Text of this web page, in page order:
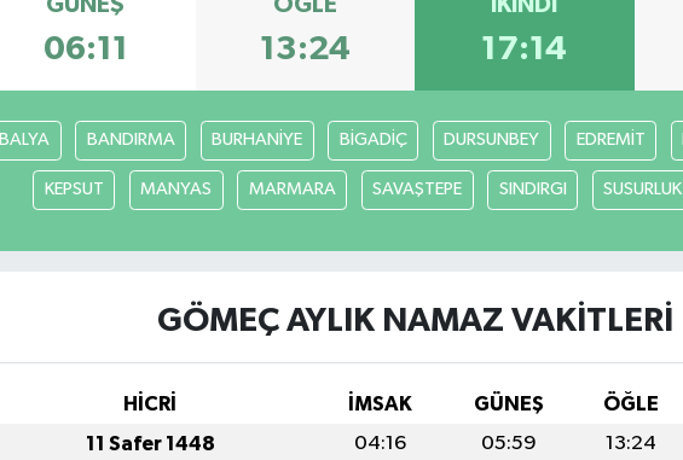
GÜNEŞ
06:11
ÖĞLE
13:24
İKINDI
17:14
BALYA BANDIRMA BURHANİYE BİGADİÇ DURSUNBEY EDREMİT
KEPSUT MANYAS MARMARA SAVAŞTEPE SINDIRGI SUSURLUK
GÖMEÇ AYLIK NAMAZ VAKITLERI
HİCRİ İMSAK GÜNEŞ ÖĞLE
11 Safer 1448 04:16 05:59 13:24